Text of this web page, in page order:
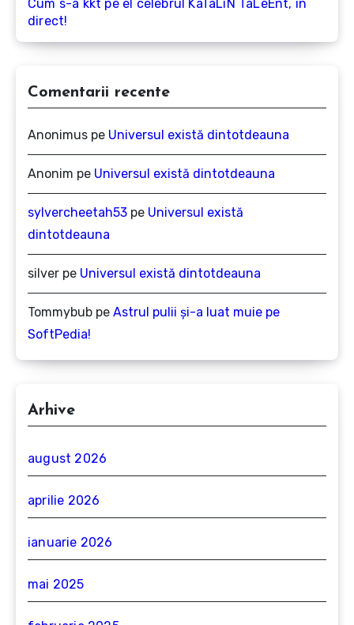
Cum s-a kkt pe el celebrul KaTaLiN TaLeEnt, în
direct!
Comentarii recente
Anonimus pe Universul există dintotdeauna
Anonim pe Universul există dintotdeauna
sylvercheetah53 pe Universul există
dintotdeauna
silver pe Universul există dintotdeauna
Tommybub pe Astrul pulii și-a luat muie pe
SoftPedia!
Arhive
august 2026
aprilie 2026
ianuarie 2026
mai 2025